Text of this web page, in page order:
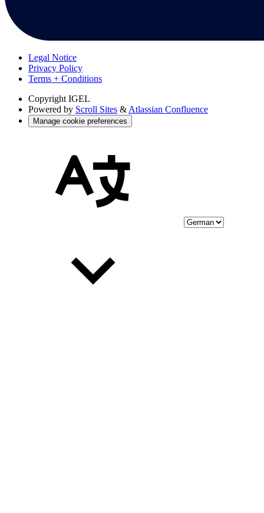
Legal Notice
Privacy Policy
Terms + Conditions
Copyright IGEL
Powered by Scroll Sites & Atlassian Confluence
Manage cookie preferences